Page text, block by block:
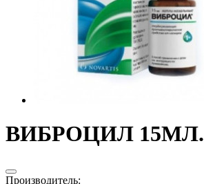
ВИБРОЦИЛ
Производитель: